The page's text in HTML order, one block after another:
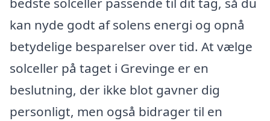
kan nyde godt af solens energi og opnå
betydelige besparelser over tid. At vælge
solceller på taget i Grevinge er en
beslutning, der ikke blot gavner dig
personligt, men også bidrager til en